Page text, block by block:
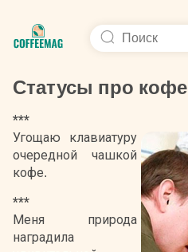
Статусы про кофе
***
Угощаю клавиатуру
очередной чашкой
кофе.
***
Меня природа
наградила